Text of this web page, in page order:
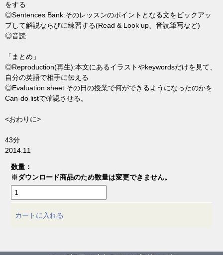
をする
◎Sentences Bank:そのレッスンのポイントとなる文をピックアッ
プして解説ならびに練習する(Read & Look up、音読筆写など)
◎音読
「まとめ」
◎Reproduction(再生):本文にあるイラストやkeywordsだけを見て、
自分の英語で相手に伝える
◎Evaluation sheet:その日の授業で何ができるようになったのかを
Can-do listで確認させる。
<おわりに>
43分
2014.11
数量：
※ダウンロード商品のため数量は変更できません。
カートに入れる